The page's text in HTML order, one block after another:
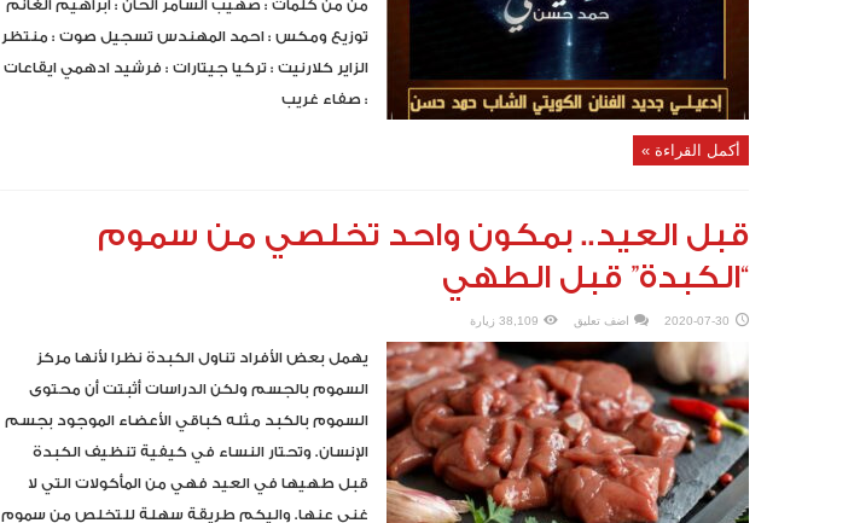
من من كلمات : صهيب السامر الحان : ابراهيم الغانم
توزيع ومكس : احمد المهندس تسجيل صوت : منتظر
الزاير كلارنيت : تركيا جيتارات : فرشيد ادهمي ايقاعات
: صفاء غريب
أكمل القراءة »
قبل العيد.. بمكون واحد تخلصي من سموم
“الكبدة” قبل الطهي
2020-07-30 اضف تعليق 38,109 زيارة
يهمل بعض الأفراد تناول الكبدة نظرا لأنها مركز
السموم بالجسم ولكن الدراسات أثبتت أن محتوى
السموم بالكبد مثله كباقي الأعضاء الموجود بجسم
الإنسان. وتحتار النساء في كيفية تنظيف الكبدة
قبل طهيها في العيد فهي من المأكولات التي لا
غني عنها. واليكم طريقة سهلة للتخلص من سموم